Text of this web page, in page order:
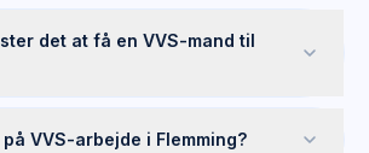
det at få en VVS-mand til
VVS-arbejde i Flemming?